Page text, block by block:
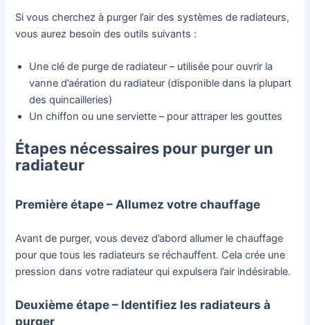
Si vous cherchez à purger l’air des systèmes de radiateurs,
vous aurez besoin des outils suivants :
Une clé de purge de radiateur – utilisée pour ouvrir la
vanne d’aération du radiateur (disponible dans la plupart
des quincailleries)
Un chiffon ou une serviette – pour attraper les gouttes
Étapes nécessaires pour purger un
radiateur
Première étape – Allumez votre chauffage
Avant de purger, vous devez d’abord allumer le chauffage
pour que tous les radiateurs se réchauffent. Cela crée une
pression dans votre radiateur qui expulsera l’air indésirable.
Deuxième étape – Identifiez les radiateurs à
purger